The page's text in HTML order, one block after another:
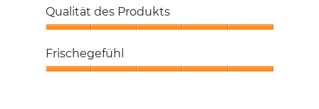
zu
tragen,
von
5
Qualität des Produkts
des
Produkts,
Frischegefühl